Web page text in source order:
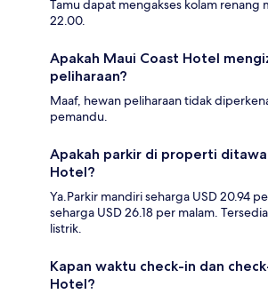
Tamu dapat mengakses kolam renang
22.00.
Apakah Maui Coast Hotel
peliharaan?
Maaf, hewan peliharaan tidak
pemandu.
Apakah parkir di properti
Hotel?
Ya.Parkir mandiri seharga USD 20.94
seharga USD 26.18 per malam.
listrik.
Kapan waktu check-in dan
Hotel?